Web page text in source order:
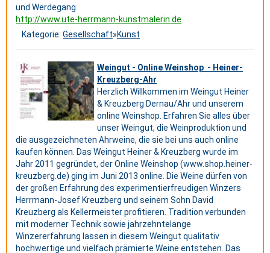
und Werdegang.
http://www.ute-herrmann-kunstmalerin.de
Kategorie: Gesellschaft»Kunst
Weingut - Online Weinshop - Heiner-
Kreuzberg-Ahr
Herzlich Willkommen im Weingut Heiner
& Kreuzberg Dernau/Ahr und unserem
online Weinshop. Erfahren Sie alles über
unser Weingut, die Weinproduktion und
die ausgezeichneten Ahrweine, die sie bei uns auch online
kaufen können. Das Weingut Heiner & Kreuzberg wurde im
Jahr 2011 gegründet, der Online Weinshop (www.shop.heiner-
kreuzberg.de) ging im Juni 2013 online. Die Weine dürfen von
der großen Erfahrung des experimentierfreudigen Winzers
Herrmann-Josef Kreuzberg und seinem Sohn David
Kreuzberg als Kellermeister profitieren. Tradition verbunden
mit moderner Technik sowie jahrzehntelange
Winzererfahrung lassen in diesem Weingut qualitativ
hochwertige und vielfach prämierte Weine entstehen. Das